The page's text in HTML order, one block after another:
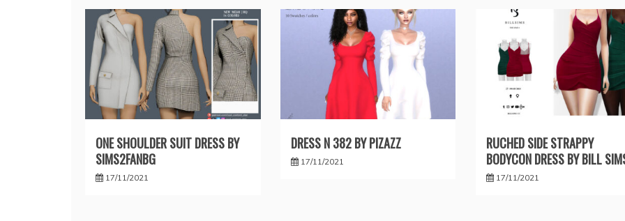
viết
ONE SHOULDER SUIT DRESS BY
SIMS2FANBG
17/11/2021
DRESS N 382 BY PIZAZZ
17/11/2021
RUCHED SIDE STRAPPY
BODYCON DRESS BY BILL
17/11/2021